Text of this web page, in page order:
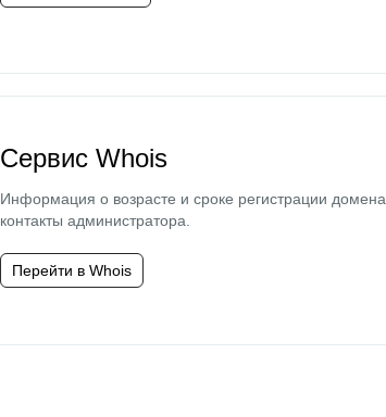
Сервис Whois
Информация о возрасте и сроке регистрации домена,
контакты администратора.
Перейти в Whois